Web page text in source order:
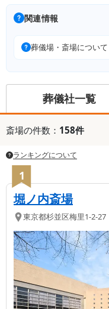
関連情報
葬儀場・斎場について
葬儀社一覧
斎場の件数： 158件
ランキングについて
1
堀ノ内斎場
東京都杉並区梅里1-2-27